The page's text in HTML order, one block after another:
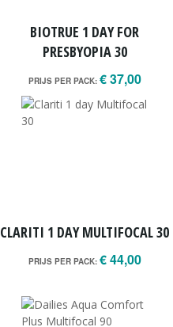
BIOTRUE 1 DAY FOR
PRESBYOPIA 30
PRIJS PER PACK: € 37,00
CLARITI 1 DAY MULTIFOCAL 30
PRIJS PER PACK: € 44,00